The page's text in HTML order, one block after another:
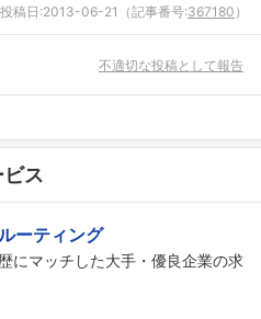
投稿日:2013-06-21 （記事番号:367180 ）
不適切な投稿として報告
ス
ーティング
にマッチした大手・優良企業の求